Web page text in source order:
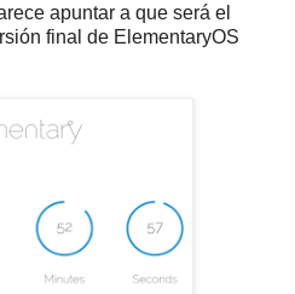
apuntar a que será el
final de ElementaryOS